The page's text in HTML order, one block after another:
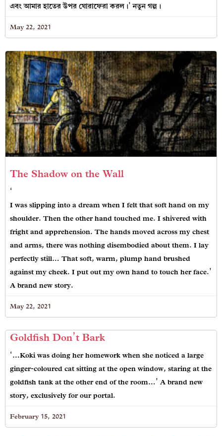
এবং আমার হাতের উপর ঘোরাফেরা করল।’ নতুন গল্প।
May 22, 2021
The Shadow on the Wall
‘
I was slipping into a dream when I felt that soft hand on my
shoulder. Then the other hand touched me. I shivered with
fright and apprehension. The hands moved across my chest
and arms, there was nothing disembodied about them. I lay
perfectly still… That soft, warm, plump hand brushed
against my cheek. I put out my own hand to touch her face.’
A brand new story.
May 22, 2021
Goldfish Don’t Bark
‘…Koki was doing her homework when she noticed a large
ginger-coloured cat sitting at the open window, staring at the
goldfish tank at the other end of the room…’ A brand new
story, exclusively for our portal.
February 15, 2021